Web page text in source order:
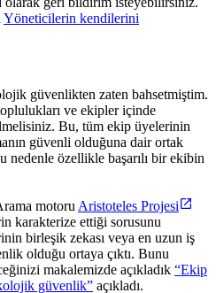
Yöneticilerin kendilerini
güvenlikten zaten bahsetmiştim.
ve ekipler içinde
Bu, tüm ekip üyelerinin
güvenli olduğuna dair ortak
nedenle özellikle başarılı bir ekibin
motoru Aristoteles Projesi
karakterize ettiği sorusunu
birleşik zekası veya en uzun iş
olduğu ortaya çıktı. Bunu
makalemizde açıkladık “Ekip
güvenlik” açıkladı.